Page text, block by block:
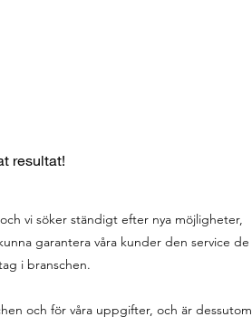
resultat!
vi söker ständigt efter nya möjligheter,
garantera våra kunder den service de
i branschen.
och för våra uppgifter, och är dessutom